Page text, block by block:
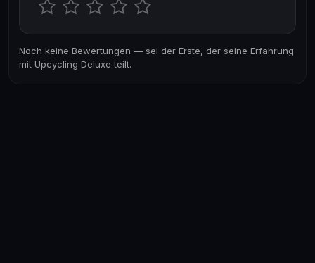
Noch keine Bewertungen — sei der Erste, der seine Erfahrung
mit Upcycling Deluxe teilt.